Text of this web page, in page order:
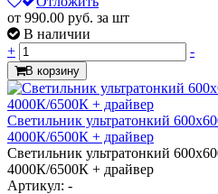
от 990.00 руб. за шт
В наличии
+
-
В корзину
Светильник ультратонкий
4000К/6500К + драйвер
Светильник ультратонкий
4000К/6500К + драйвер
Артикул: -